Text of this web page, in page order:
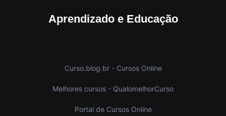
Aprendizado e Educação
Curso.blog.br - Cursos Online
Melhores cursos - QualomelhorCurso
Portal de Cursos Online